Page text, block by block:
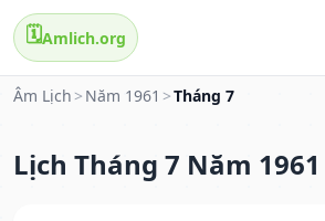
🗓️Amlich.org
Âm Lịch > Năm 1961 >Tháng 7
Lịch Tháng 7 Năm 1961